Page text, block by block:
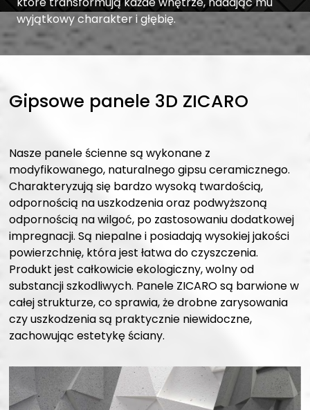
wyjątkowy charakter i głębię.
Gipsowe panele 3D ZICARO
Nasze panele ścienne są wykonane z
modyfikowanego, naturalnego gipsu ceramicznego.
Charakteryzują się bardzo wysoką twardością,
odpornością na uszkodzenia oraz podwyższoną
odpornością na wilgoć, po zastosowaniu dodatkowej
impregnacji. Są niepalne i posiadają wysokiej jakości
powierzchnię, która jest łatwa do czyszczenia.
Produkt jest całkowicie ekologiczny, wolny od
substancji szkodliwych. Panele ZICARO są barwione w
całej strukturze, co sprawia, że drobne zarysowania
czy uszkodzenia są praktycznie niewidoczne,
zachowując estetykę ściany.